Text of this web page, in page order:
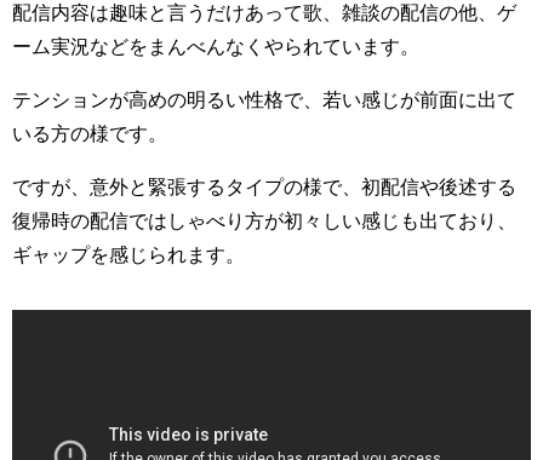
配信内容は趣味と言うだけあって歌、雑談の配信の他、ゲ
ーム実況などをまんべんなくやられています。
テンションが高めの明るい性格で、若い感じが前面に出て
いる方の様です。
ですが、意外と緊張するタイプの様で、初配信や後述する
復帰時の配信ではしゃべり方が初々しい感じも出ており、
ギャップを感じられます。